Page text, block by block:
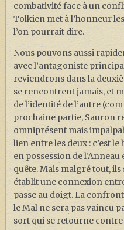
combativité face à un
Tolkien met à l’honneur
l’on pourrait dire.
Nous pouvons aussi
avec l’antagoniste
reviendrons dans la
se rencontrent jamais, et
de l’identité de l’autre
prochaine partie, Sauron
omniprésent mais
lien entre les deux : c’est
en possession de
quête. Mais malgré tout, ils
établit une connexion
passe au doigt. La
le Mal ne sera pas vaincu
sort qui se retourne contre